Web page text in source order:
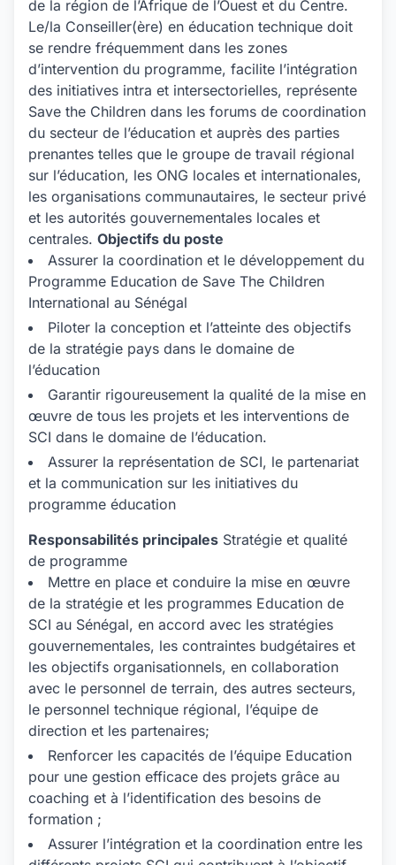
de la région de l’Afrique de l’Ouest et du Centre.
Le/la Conseiller(ère) en éducation technique doit
se rendre fréquemment dans les zones
d’intervention du programme, facilite l’intégration
des initiatives intra et intersectorielles, représente
Save the Children dans les forums de coordination
du secteur de l’éducation et auprès des parties
prenantes telles que le groupe de travail régional
sur l’éducation, les ONG locales et internationales,
les organisations communautaires, le secteur privé
et les autorités gouvernementales locales et
centrales. Objectifs du poste
Assurer la coordination et le développement du
Programme Education de Save The Children
International au Sénégal
Piloter la conception et l’atteinte des objectifs
de la stratégie pays dans le domaine de
l’éducation
Garantir rigoureusement la qualité de la mise en
œuvre de tous les projets et les interventions de
SCI dans le domaine de l’éducation.
Assurer la représentation de SCI, le partenariat
et la communication sur les initiatives du
programme éducation
Responsabilités principales Stratégie et qualité
de programme
Mettre en place et conduire la mise en œuvre
de la stratégie et les programmes Education de
SCI au Sénégal, en accord avec les stratégies
gouvernementales, les contraintes budgétaires et
les objectifs organisationnels, en collaboration
avec le personnel de terrain, des autres secteurs,
le personnel technique régional, l’équipe de
direction et les partenaires;
Renforcer les capacités de l’équipe Education
pour une gestion efficace des projets grâce au
coaching et à l’identification des besoins de
formation ;
Assurer l’intégration et la coordination entre les